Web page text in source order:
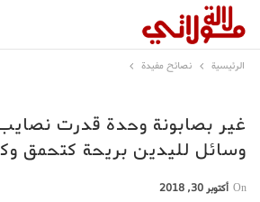
الرئيسية نصائح مفيدة
غير بصابونة وحدة قدرت
وسائل لليدين بريحة كتحمق
On أكتوبر 30, 2018